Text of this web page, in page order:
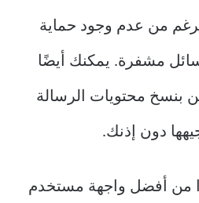
من عدم وجود حماية
مشفرة. يمكنك أيضًا
بنسخ محتويات الرسالة
دون إذنك.
من أفضل واجهة مستخدم